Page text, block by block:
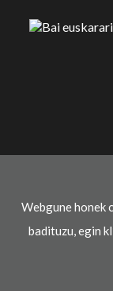
Lege oharra
Webgune honek
badituzu, egin